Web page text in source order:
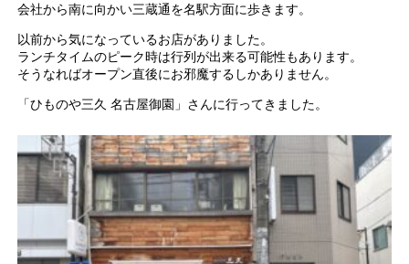
会社から南に向かい三蔵通を名駅方面に歩きます。
以前から気になっているお店がありました。
ランチタイムのピーク時は行列が出来る可能性もあります。
そうなればオープン直後にお邪魔するしかありません。
「ひものや三久 名古屋御園」さんに行ってきました。